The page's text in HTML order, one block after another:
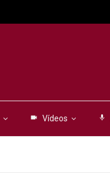
videocam Vídeos mic